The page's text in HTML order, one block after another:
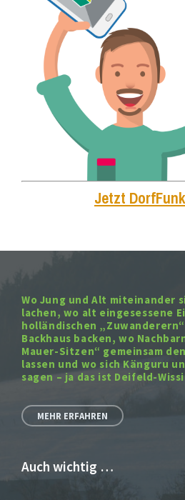
Jetzt
Wo Jung und Alt miteinander
lachen, wo alt eingesessene
holländischen
Backhaus backen, wo
Mauer-Sitzen“ gemeinsam
lassen und wo sich Känguru
sagen – ja das ist Deifeld-
MEHR ERFAHREN
Auch wichtig …